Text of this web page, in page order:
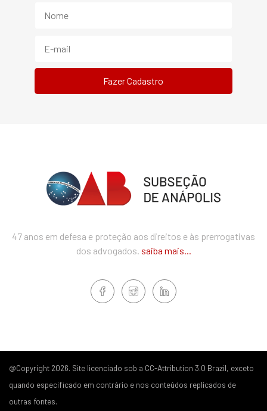
47 anos em defesa e proteção aos direitos e às prerrogativas
dos advogados. saiba mais...
@Copyright 2026. Site licenciado sob a CC-Attribution 3.0 Brazil, exceto
quando especificado em contrário e nos conteúdos replicados de
outras fontes.